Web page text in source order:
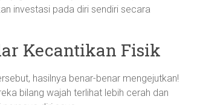
investasi pada diri sendiri secara
Kecantikan Fisik
hasilnya benar-benar mengejutkan!
bilang wajah terlihat lebih cerah dan